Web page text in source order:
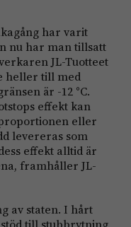
har varit
nu har man tillsatt
JL-Tuotteet
heller till med
är -12 °C.
effekt kan
eller
levereras som
effekt alltid är
framhåller JL-
av staten. I hårt